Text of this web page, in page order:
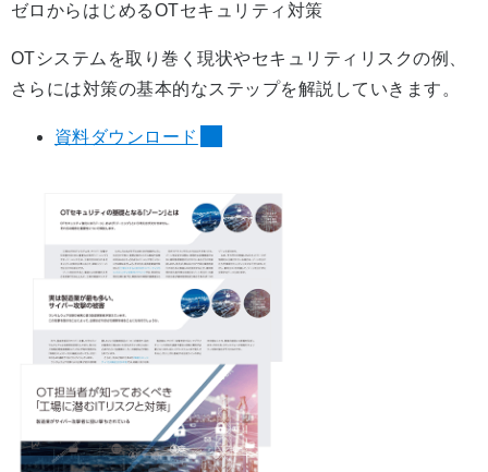
ゼロからはじめるOTセキュリティ対策
OTシステムを取り巻く現状やセキュリティリスクの例、
さらには対策の基本的なステップを解説していきます。
資料ダウンロード